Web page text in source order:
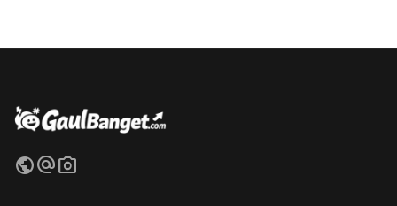
publicalternate_emailphoto_camera